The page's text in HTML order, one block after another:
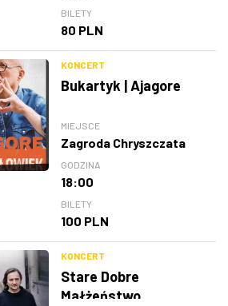
BILETY
80 PLN
KONCERT
Bukartyk | Ajagore
MIEJSCE
Zagroda Chryszczata
GODZINA
18:00
BILETY
100 PLN
KONCERT
Stare Dobre
Małżeństwo